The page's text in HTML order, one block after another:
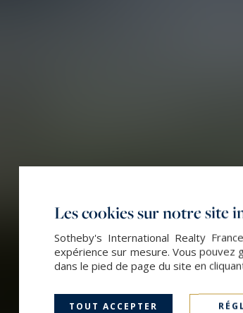
Les cookies sur notre site
Sotheby's International Realty
expérience sur mesure. Vous
dans le pied de page du site en
TOUT ACCEPTER